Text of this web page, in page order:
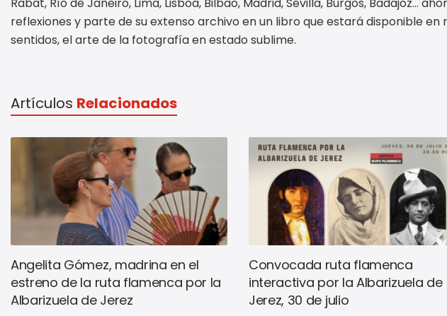
reflexiones y parte de su extenso archivo en un libro que estará disponible
sentidos, el arte de la fotografía en estado sublime.
Artículos Relacionados
Angelita Gómez, madrina en el
estreno de la ruta flamenca por la
Albarizuela de Jerez
Convocada ruta flamenca
interactiva por la Albarizuela de
Jerez, 30 de julio